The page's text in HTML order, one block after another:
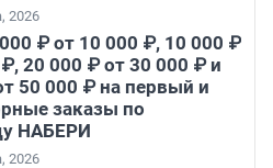
2026
₽ от 10 000 ₽, 10 000 ₽
20 000 ₽ от 30 000 ₽ и
50 000 ₽ на первый и
заказы по
НАБЕРИ
2026